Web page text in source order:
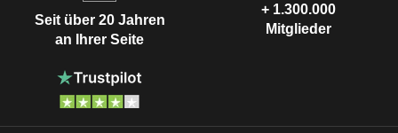
Seit über 20 Jahren
an Ihrer Seite
+ 1.300.000
Mitglieder